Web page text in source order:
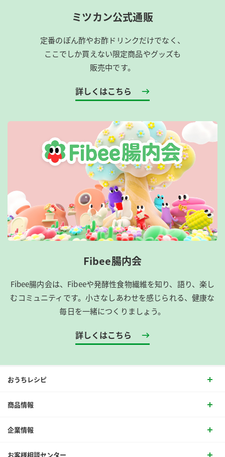
ミツカン公式通販
定番のぽん酢やお酢ドリンクだけでなく、
ここでしか買えない限定商品やグッズも
販売中です。
詳しくはこちら
Fibee腸内会
Fibee腸内会は、​Fibeeや発酵性食物繊維を知り、語り、楽し
むコミュニティです。​小さなしあわせを感じられる、健康な
毎日を一緒につくりましょう。
詳しくはこちら
おうちレシピ
商品情報
企業情報
お客様相談センター